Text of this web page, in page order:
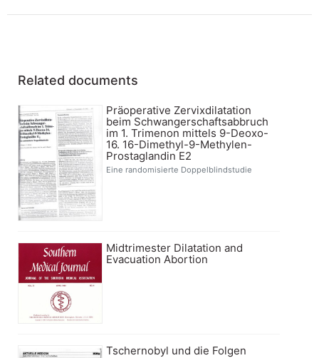
Related documents
Präoperative Zervixdilatation
beim Schwangerschaftsabbruch
im 1. Trimenon mittels 9-Deoxo-
16. 16-Dimethyl-9-Methylen-
Prostaglandin E2
Eine randomisierte Doppelblindstudie
Midtrimester Dilatation and
Evacuation Abortion
Tschernobyl und die Folgen